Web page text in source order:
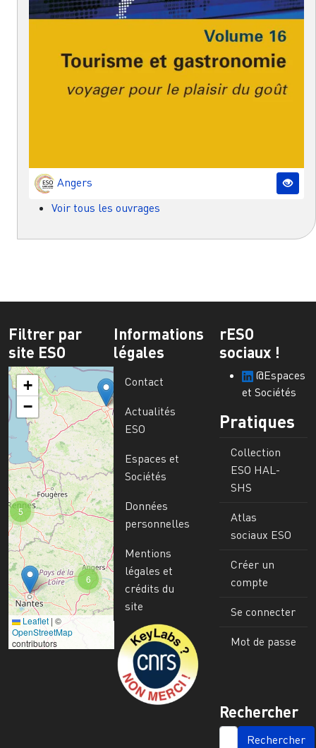
Angers
Voir tous les ouvrages
Filtrer par
site ESO
6
5
+
−
Leaflet | ©
OpenStreetMap
contributors
Informations
légales
Contact
Actualités
ESO
Espaces et
Sociétés
Données
personnelles
Mentions
légales et
crédits du
site
Image
rESO
sociaux !
@Espaces
et Sociétés
Pratiques
Collection
ESO HAL-
SHS
Atlas
sociaux ESO
Créer un
compte
Se connecter
Mot de passe
Rechercher
SEARCH